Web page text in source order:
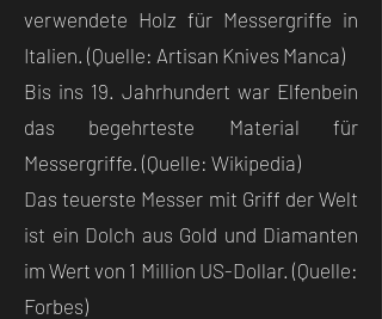
verwendete Holz für Messergriffe in
Italien. (Quelle: Artisan Knives Manca)
Bis ins 19. Jahrhundert war Elfenbein
das begehrteste Material für
Messergriffe. (Quelle: Wikipedia)
Das teuerste Messer mit Griff der Welt
ist ein Dolch aus Gold und Diamanten
im Wert von 1 Million US-Dollar. (Quelle:
Forbes)